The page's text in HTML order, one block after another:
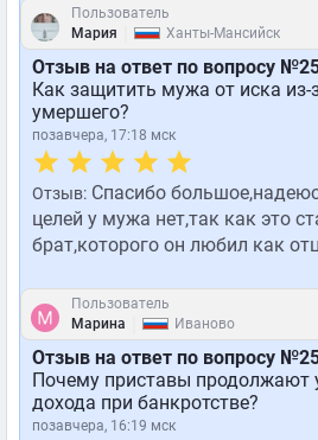
Пользователь
Мария
Ханты-Мансийск
Отзыв на ответ по вопросу
Как защитить мужа от иска из-
умершего?
позавчера, 17:18 мск
Отзыв: Спасибо
целей у мужа нет,так как это
брат,которого он любил как
Пользователь
Марина
Иваново
Отзыв на ответ по вопросу
Почему приставы продолжают
дохода при банкротстве?
позавчера, 16:19 мск